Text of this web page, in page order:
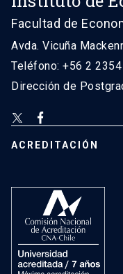
Facultad de
Avda. Vicuña
Teléfono: +56 2
Dirección de
ACREDITACIÓN